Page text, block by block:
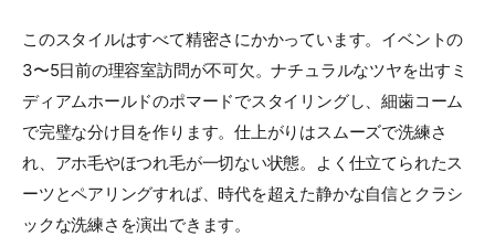
このスタイルはすべて精密さにかかっています。イベントの
3〜5日前の理容室訪問が不可欠。ナチュラルなツヤを出すミ
ディアムホールドのポマードでスタイリングし、細歯コーム
で完璧な分け目を作ります。仕上がりはスムーズで洗練さ
れ、アホ毛やほつれ毛が一切ない状態。よく仕立てられたス
ーツとペアリングすれば、時代を超えた静かな自信とクラシ
ックな洗練さを演出できます。